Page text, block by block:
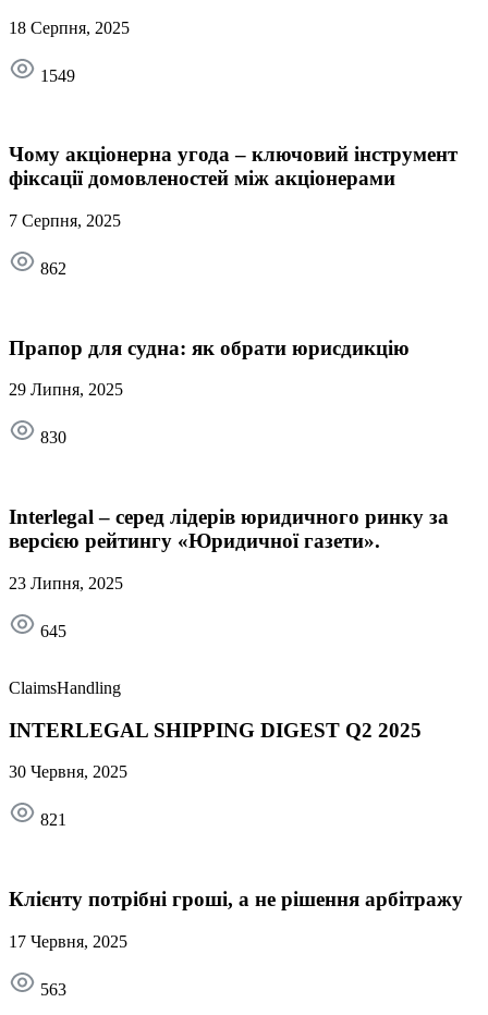
18 Серпня, 2025
1549
Чому акціонерна угода – ключовий інструмент
фіксації домовленостей між акціонерами
7 Серпня, 2025
862
Прапор для судна: як обрати юрисдикцію
29 Липня, 2025
830
Interlegal – серед лідерів юридичного ринку за
версією рейтингу «Юридичної газети».
23 Липня, 2025
645
ClaimsHandling
INTERLEGAL SHIPPING DIGEST Q2 2025
30 Червня, 2025
821
Клієнту потрібні гроші, а не рішення арбітражу
17 Червня, 2025
563